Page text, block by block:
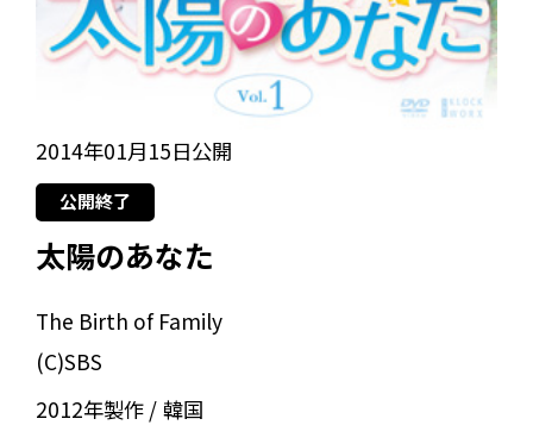
2014年01月15日公開
公開終了
太陽のあなた
The Birth of Family
(C)SBS
2012年製作
韓国